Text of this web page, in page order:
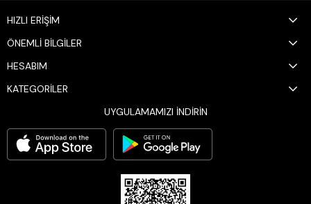
HIZLI ERİŞİM
ÖNEMLİ BİLGİLER
HESABIM
KATEGORİLER
UYGULAMAMIZI İNDİRİN